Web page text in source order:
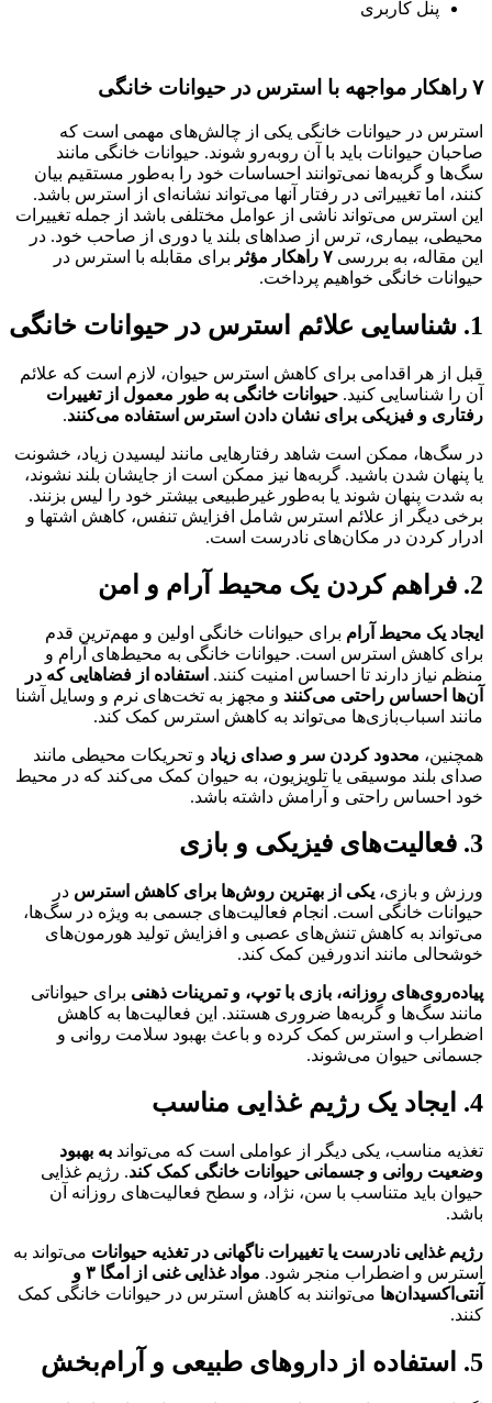
پنل کاربری
۷ راهکار مواجهه با استرس در حیوانات خانگی
استرس در حیوانات خانگی یکی از چالش‌های مهمی است که
صاحبان حیوانات باید با آن روبه‌رو شوند. حیوانات خانگی مانند
سگ‌ها و گربه‌ها نمی‌توانند احساسات خود را به‌طور مستقیم بیان
کنند، اما تغییراتی در رفتار آنها می‌تواند نشانه‌ای از استرس باشد.
این استرس می‌تواند ناشی از عوامل مختلفی باشد از جمله تغییرات
محیطی، بیماری، ترس از صداهای بلند یا دوری از صاحب خود. در
این مقاله، به بررسی ۷ راهکار مؤثر
برای مقابله با استرس در
حیوانات خانگی خواهیم پرداخت.
1. شناسایی علائم استرس در حیوانات خانگی
قبل از هر اقدامی برای کاهش استرس حیوان، لازم است که علائم
آن را شناسایی کنید. حیوانات خانگی به طور معمول از تغییرات
رفتاری و فیزیکی برای نشان دادن استرس استفاده می‌کنند.
در سگ‌ها، ممکن است شاهد رفتارهایی مانند لیسیدن زیاد، خشونت
یا پنهان شدن باشید. گربه‌ها نیز ممکن است از جایشان بلند نشوند،
به شدت پنهان شوند یا به‌طور غیرطبیعی بیشتر خود را لیس بزنند.
برخی دیگر از علائم استرس شامل افزایش تنفس، کاهش اشتها و
ادرار کردن در مکان‌های نادرست است.
2. فراهم کردن یک محیط آرام و امن
ایجاد یک محیط آرام برای حیوانات خانگی اولین و مهم‌ترین قدم
برای کاهش استرس است. حیوانات خانگی به محیط‌های آرام و
منظم نیاز دارند تا احساس امنیت کنند. استفاده از فضاهایی که در
آن‌ها احساس راحتی می‌کنند و مجهز به تخت‌های نرم و وسایل آشنا
مانند اسباب‌بازی‌ها می‌تواند به کاهش استرس کمک کند.
همچنین، محدود کردن سر و صدای زیاد و تحریکات محیطی مانند
صدای بلند موسیقی یا تلویزیون، به حیوان کمک می‌کند که در محیط
خود احساس راحتی و آرامش داشته باشد.
3. فعالیت‌های فیزیکی و بازی
ورزش و بازی، یکی از بهترین روش‌ها برای کاهش استرس در
حیوانات خانگی است. انجام فعالیت‌های جسمی به ویژه در سگ‌ها،
می‌تواند به کاهش تنش‌های عصبی و افزایش تولید هورمون‌های
خوشحالی مانند اندورفین کمک کند.
پیاده‌روی‌های روزانه، بازی با توپ، و تمرینات ذهنی برای حیواناتی
مانند سگ‌ها و گربه‌ها ضروری هستند. این فعالیت‌ها به کاهش
اضطراب و استرس کمک کرده و باعث بهبود سلامت روانی و
جسمانی حیوان می‌شوند.
4. ایجاد یک رژیم غذایی مناسب
تغذیه مناسب، یکی دیگر از عواملی است که می‌تواند به بهبود
وضعیت روانی و جسمانی حیوانات خانگی کمک کند. رژیم غذایی
حیوان باید متناسب با سن، نژاد، و سطح فعالیت‌های روزانه آن
باشد.
رژیم غذایی نادرست یا تغییرات ناگهانی در تغذیه حیوانات می‌تواند به
استرس و اضطراب منجر شود.
مواد غذایی غنی از امگا ۳ و
آنتی‌اکسیدان‌ها می‌توانند به کاهش استرس در حیوانات خانگی کمک
کنند.
5. استفاده از داروهای طبیعی و آرام‌بخش